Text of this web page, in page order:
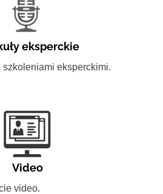
eksperckie
szkoleniami eksperckimi.
Video
video.